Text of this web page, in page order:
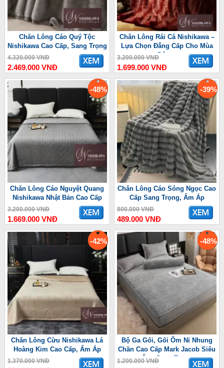
Chăn Lông Cáo Quý Tộc
Nishikawa Cao Cấp, Sang Trọng
4.320.000 VNĐ
2.469.000 VNĐ
Chăn Lông Rái Cá Nishikawa –
Lựa Chọn Đẳng Cấp Cho Mùa
Đông
3.200.000 VNĐ
1.699.000 VNĐ
-48%
Chăn Lông Cáo Nguyệt Quang
Nishikawa Nhật Bản Cao Cấp
3.200.000 VNĐ
1.669.000 VNĐ
-39%
Chăn Lông Cáo Sóng Ngọc Cao
Cấp Sang Trọng, Ấm Áp
800.000 VNĐ
489.000 VNĐ
-42%
Chăn Lông Cừu Nishikawa Lá
Hoàng Kim Cao Cấp, Ấm Áp
1.370.000 VNĐ
-48%
Bộ Ga Gối, Gối Ôm Nỉ Nhung
Chần Cao Cấp Mark Jacob Siêu
Ấm, Sang Trọng
1.200.000 VNĐ